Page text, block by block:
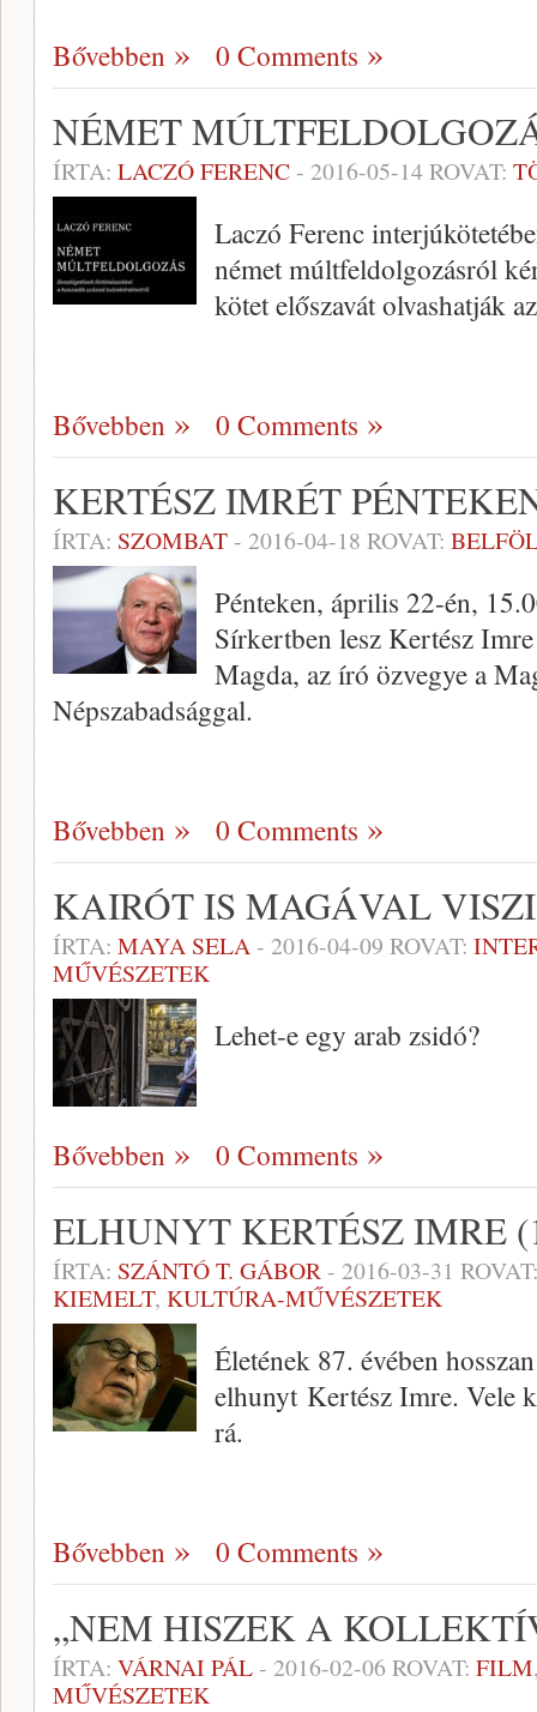
Bővebben 0 Comments
NÉMET
ÍRTA: LACZÓ FERENC- 2016-05-14ROVAT:
Laczó Ferenc
német múltfeldolgozásról
kötet előszavát olvashatják
Bővebben 0 Comments
KERTÉSZ IMRÉT
ÍRTA: SZOMBAT- 2016-04-18 ROVAT:
Pénteken, április 22-én,
Sírkertben lesz Kertész
Magda, az író özvegye a
Népszabadsággal.
Bővebben 0 Comments
KAIRÓT IS MAGÁVAL
ÍRTA: MAYA SELA- 2016-04-09 ROVAT:
MŰVÉSZETEK
Lehet-e egy arab zsidó?
Bővebben 0 Comments
ELHUNYT KERTÉSZ IMRE
ÍRTA: SZÁNTÓ T. GÁBOR- 2016-03-31
KIEMELT, KULTÚRA-MŰVÉSZETEK
Életének 87. évében
elhunyt Kertész Imre. Vele
rá.
Bővebben 0 Comments
„NEM HISZEK A
ÍRTA: VÁRNAI PÁL- 2016-02-06 ROVAT: FILM
MŰVÉSZETEK